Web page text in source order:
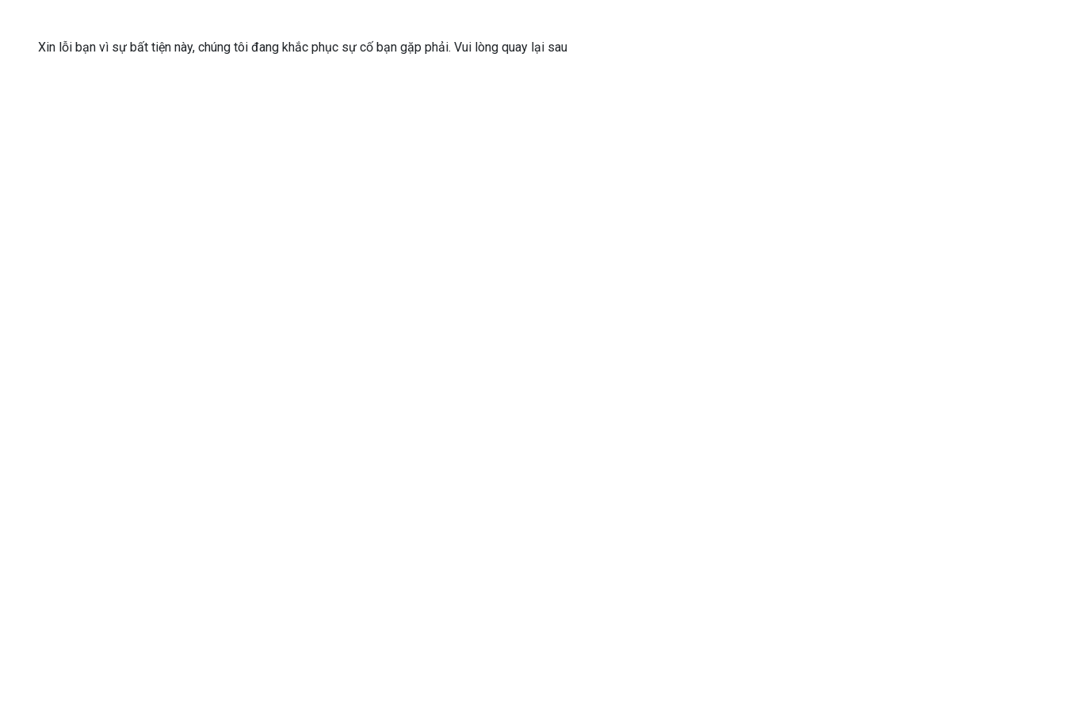
Xin lỗi bạn vì sự bất tiện này, chúng tôi đang khắc phục sự cố bạn gặp phải. Vui lòng quay lại sau